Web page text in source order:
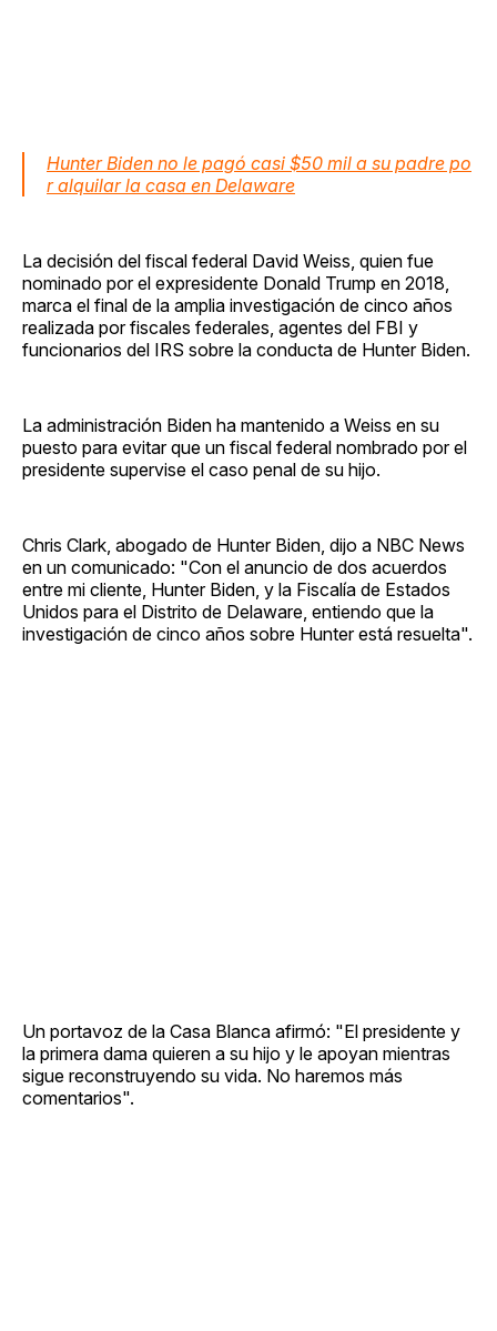
Hunter Biden no le pagó casi $50 mil a su padre po
r alquilar la casa en Delaware
La decisión del fiscal federal David Weiss, quien fue
nominado por el expresidente Donald Trump en 2018,
marca el final de la amplia investigación de cinco años
realizada por fiscales federales, agentes del FBI y
funcionarios del IRS sobre la conducta de Hunter Biden.
La administración Biden ha mantenido a Weiss en su
puesto para evitar que un fiscal federal nombrado por el
presidente supervise el caso penal de su hijo.
Chris Clark, abogado de Hunter Biden, dijo a NBC News
en un comunicado: "Con el anuncio de dos acuerdos
entre mi cliente, Hunter Biden, y la Fiscalía de Estados
Unidos para el Distrito de Delaware, entiendo que la
investigación de cinco años sobre Hunter está resuelta".
Un portavoz de la Casa Blanca afirmó: "El presidente y
la primera dama quieren a su hijo y le apoyan mientras
sigue reconstruyendo su vida. No haremos más
comentarios".